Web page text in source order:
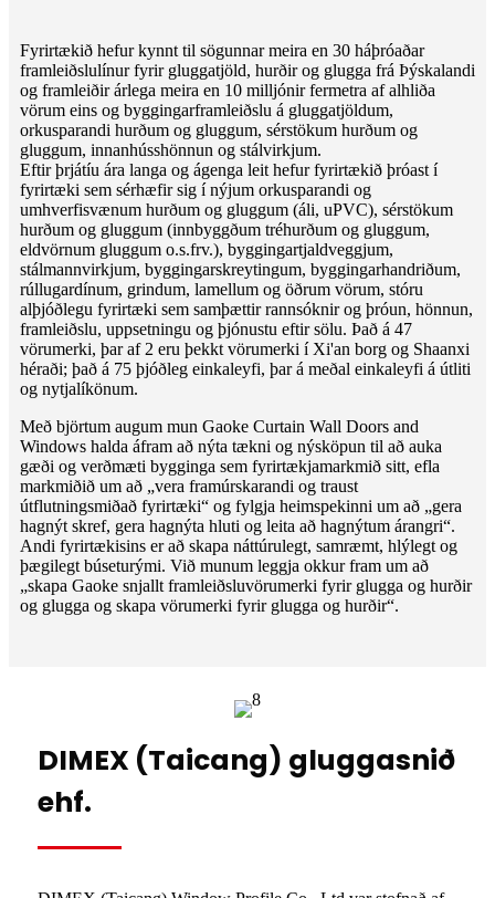
Fyrirtækið hefur kynnt til sögunnar meira en 30 háþróaðar
framleiðslulínur fyrir gluggatjöld, hurðir og glugga frá Þýskalandi
og framleiðir árlega meira en 10 milljónir fermetra af alhliða
vörum eins og byggingarframleiðslu á gluggatjöldum,
orkusparandi hurðum og gluggum, sérstökum hurðum og
gluggum, innanhússhönnun og stálvirkjum.
Eftir þrjátíu ára langa og ágenga leit hefur fyrirtækið þróast í
fyrirtæki sem sérhæfir sig í nýjum orkusparandi og
umhverfisvænum hurðum og gluggum (áli, uPVC), sérstökum
hurðum og gluggum (innbyggðum tréhurðum og gluggum,
eldvörnum gluggum o.s.frv.), byggingartjaldveggjum,
stálmannvirkjum, byggingarskreytingum, byggingarhandriðum,
rúllugardínum, grindum, lamellum og öðrum vörum, stóru
alþjóðlegu fyrirtæki sem samþættir rannsóknir og þróun, hönnun,
framleiðslu, uppsetningu og þjónustu eftir sölu. Það á 47
vörumerki, þar af 2 eru þekkt vörumerki í Xi'an borg og Shaanxi
héraði; það á 75 þjóðleg einkaleyfi, þar á meðal einkaleyfi á útliti
og nytjalíkönum.
Með björtum augum mun Gaoke Curtain Wall Doors and
Windows halda áfram að nýta tækni og nýsköpun til að auka
gæði og verðmæti bygginga sem fyrirtækjamarkmið sitt, efla
markmiðið um að „vera framúrskarandi og traust
útflutningsmiðað fyrirtæki“ og fylgja heimspekinni um að „gera
hagnýt skref, gera hagnýta hluti og leita að hagnýtum árangri“.
Andi fyrirtækisins er að skapa náttúrulegt, samræmt, hlýlegt og
þægilegt búseturými. Við munum leggja okkur fram um að
„skapa Gaoke snjallt framleiðsluvörumerki fyrir glugga og hurðir
og glugga og skapa vörumerki fyrir glugga og hurðir“.
DIMEX (Taicang) gluggasnið
ehf.